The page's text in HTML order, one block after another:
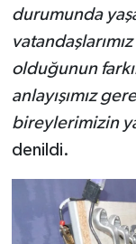
durumunda
olduğunun
anlayışımız
bireylerimizin
denildi.